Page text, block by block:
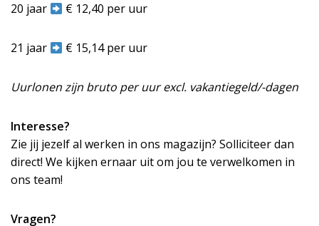
20 jaar € 12,40 per uur
21 jaar € 15,14 per uur
Uurlonen zijn bruto per uur excl. vakantiegeld/-dagen
Interesse?
Zie jij jezelf al werken in ons magazijn? Solliciteer dan
direct! We kijken ernaar uit om jou te verwelkomen in
ons team!
Vragen?